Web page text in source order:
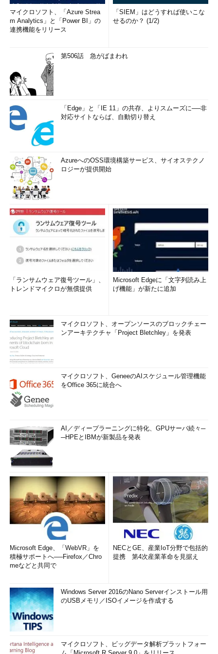
マイクロソフト、「Azure Strea
m Analytics」と「Power BI」の
連携機能をリリース
「SIEM」はどうすれば使いこな
せるのか？ (1/2)
第506話 急がばまわれ
「Edge」と「IE 11」の共存、よりスムーズに──非
対応サイトならば、自動切り替え
AzureへのOSS環境構築サービス、サイオステクノ
ロジーが提供開始
「ランサムウェア復号ツール」、
トレンドマイクロが無償提供
Microsoft Edgeに「文字列読み上
げ機能」が新たに追加
マイクロソフト、オープンソースのブロックチェー
ンアーキテクチャ「Project Bletchley」を発表
マイクロソフト、GeneeのAIスケジュール管理機能
をOffice 365に統合へ
AI／ディープラーニングに特化、GPUサーバ続々─
─HPEとIBMが新製品を発表
Microsoft Edge、「WebVR」を
積極サポートへ──Firefox／Chro
meなどと共同で
NECとGE、産業IoT分野で包括的
提携 第4次産業革命を見据え
Windows Server 2016のNano Serverインストール用
のUSBメモリ／ISOイメージを作成する
マイクロソフト、ビッグデータ解析プラットフォー